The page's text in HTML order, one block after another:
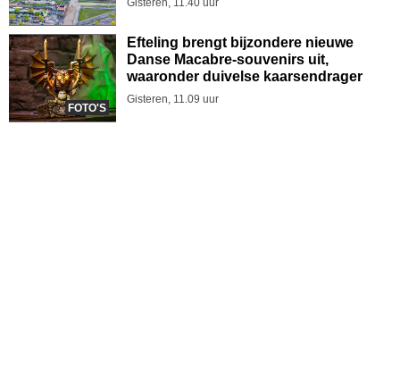
Gisteren, 11.40 uur
FOTO'S
Efteling brengt bijzondere nieuwe
Danse Macabre-souvenirs uit,
waaronder duivelse kaarsendrager
Gisteren, 11.09 uur